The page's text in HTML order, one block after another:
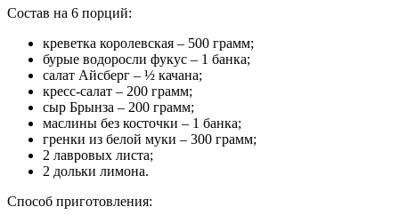
Состав на 6 порций:
креветка королевская – 500 грамм;
бурые водоросли фукус – 1 банка;
салат Айсберг – ½ качана;
кресс-салат – 200 грамм;
сыр Брынза – 200 грамм;
маслины без косточки – 1 банка;
гренки из белой муки – 300 грамм;
2 лавровых листа;
2 дольки лимона.
Способ приготовления: